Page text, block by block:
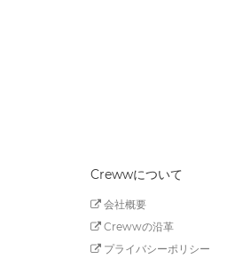
Crewwについて
会社概要
Crewwの沿革
プライバシーポリシー